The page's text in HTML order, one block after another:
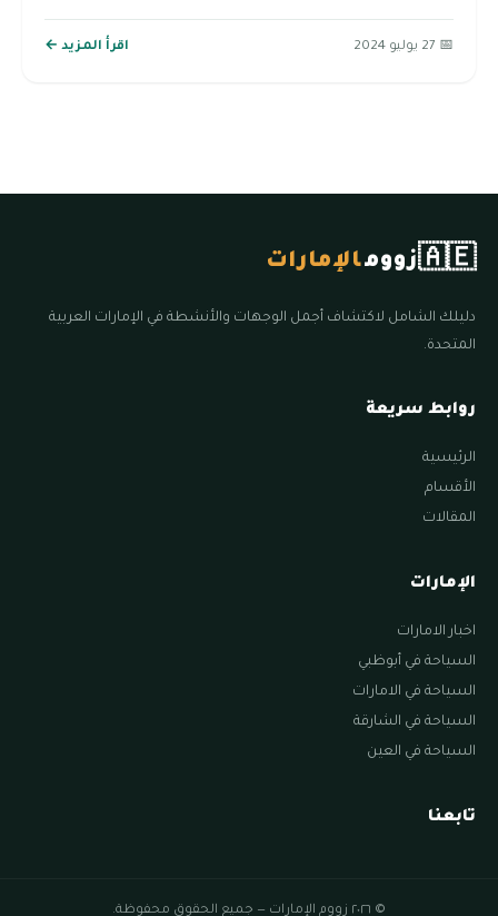
📅 27 يوليو 2024 اقرأ المزيد ←
🇦🇪زوومالإمارات
دليلك الشامل لاكتشاف أجمل الوجهات والأنشطة في الإمارات العربية
المتحدة.
روابط سريعة
الرئيسية
الأقسام
المقالات
الإمارات
اخبار الامارات
السياحة في أبوظبي
السياحة في الامارات
السياحة في الشارقة
السياحة في العين
تابعنا
© ٢٠٢٦ زووم الإمارات — جميع الحقوق محفوظة.